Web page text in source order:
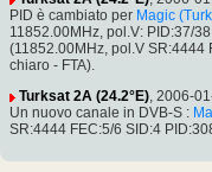
PID è cambiato per Magic
11852.00MHz, pol.V: PID:37/
(11852.00MHz, pol.V SR:4444
chiaro - FTA).
Turksat 2A (24.2°E), 2006-
Un nuovo canale in DVB-S :
SR:4444 FEC:5/6 SID:4